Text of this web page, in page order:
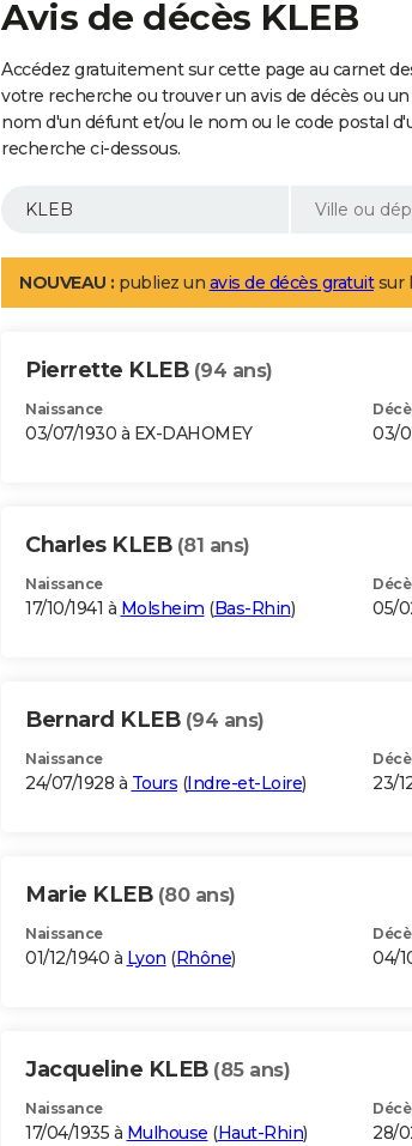
Avis de décès KLEB
Accédez gratuitement sur cette page au carnet
votre recherche ou trouver un avis de décès ou
nom d'un défunt et/ou le nom ou le code postal
recherche ci-dessous.
NOUVEAU : publiez un avis de décès gratuitsur
Pierrette KLEB (94 ans)
Naissance
03/07/1930 à EX-DAHOMEY 03/
Charles KLEB (81 ans)
Naissance
17/10/1941 à Molsheim (Bas-Rhin) 05/
Bernard KLEB (94 ans)
Naissance
24/07/1928 à Tours (Indre-et-Loire) 23/
Marie KLEB (80 ans)
Naissance
01/12/1940 à Lyon (Rhône) 04/
Jacqueline KLEB (85 ans)
Naissance
17/04/1935 à Mulhouse (Haut-Rhin) 28/